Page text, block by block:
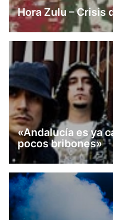
Hora Zulu – Crisis
«Andalucía es ya
pocos bribones»